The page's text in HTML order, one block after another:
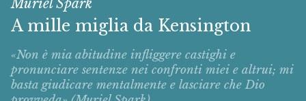
A mille miglia da Kensington
«Non è mia abitudine infliggere castighi e
pronunciare sentenze nei confronti miei e altrui; mi
basta giudicare mentalmente e lasciare che Dio